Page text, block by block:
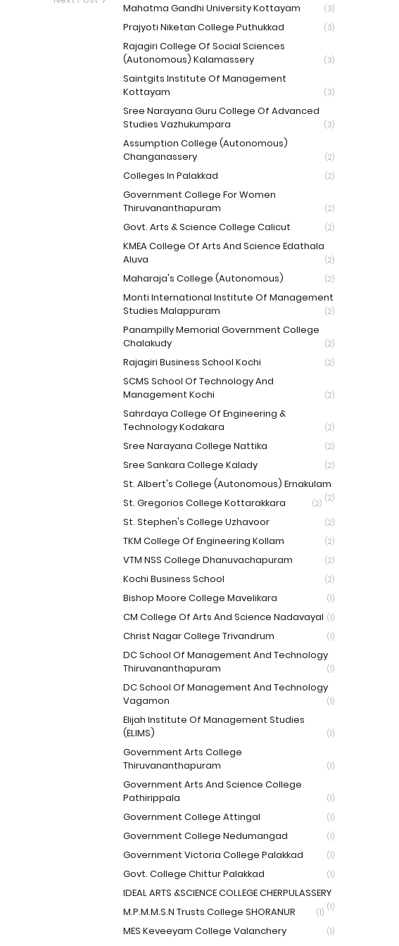
Mahatma Gandhi University Kottayam (3)
Prajyoti Niketan College Puthukkad (3)
Rajagiri College Of Social Sciences
(Autonomous) Kalamassery
(3)
Saintgits Institute Of Management
Kottayam
(3)
Sree Narayana Guru College Of Advanced
Studies Vazhukumpara
(3)
Assumption College (Autonomous)
Changanassery
(2)
Colleges In Palakkad (2)
Government College For Women
Thiruvananthapuram
(2)
Govt. Arts & Science College Calicut (2)
KMEA College Of Arts And Science Edathala
Aluva
(2)
Maharaja's College (Autonomous) (2)
Monti International Institute Of Management
Studies Malappuram
(2)
Panampilly Memorial Government College
Chalakudy
(2)
Rajagiri Business School Kochi (2)
SCMS School Of Technology And
Management Kochi
(2)
Sahrdaya College Of Engineering &
Technology Kodakara
(2)
Sree Narayana College Nattika (2)
Sree Sankara College Kalady (2)
St. Albert's College (Autonomous) Ernakulam
(2)
St. Gregorios College Kottarakkara (2)
St. Stephen's College Uzhavoor (2)
TKM College Of Engineering Kollam (2)
VTM NSS College Dhanuvachapuram (2)
Kochi Business School (2)
Bishop Moore College Mavelikara (1)
CM College Of Arts And Science Nadavayal (1)
Christ Nagar College Trivandrum (1)
DC School Of Management And Technology
Thiruvananthapuram
(1)
DC School Of Management And Technology
Vagamon
(1)
Elijah Institute Of Management Studies
(ELIMS)
(1)
Government Arts College
Thiruvananthapuram
(1)
Government Arts And Science College
Pathirippala
(1)
Government College Attingal (1)
Government College Nedumangad (1)
Government Victoria College Palakkad (1)
Govt. College Chittur Palakkad (1)
IDEAL ARTS &SCIENCE COLLEGE CHERPULASSERY
(1)
M.P.M.M.S.N Trusts College SHORANUR (1)
MES Keveeyam College Valanchery (1)